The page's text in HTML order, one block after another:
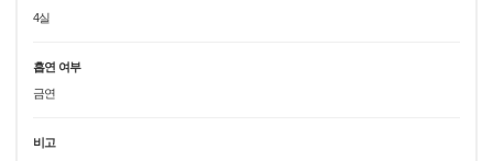
4실
흡연 여부
금연
비고